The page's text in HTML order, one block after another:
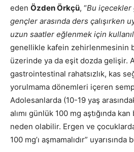
eden Özden Örkçü, “Bu içecekler
gençler arasında ders çalışırken
uzun saatler eğlenmek için
genellikle kafein zehirlenmesinin
üzerinde ya da eşit dozda gelişir.
gastrointestinal rahatsızlık, kas
yorulmama dönemleri içeren
Adolesanlarda (10-19 yaş
alımı günlük 100 mg aştığında
neden olabilir. Ergen ve
100 mg’ı aşmamalıdır” uyarısında